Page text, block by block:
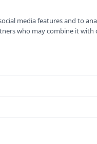
media features and to
who may combine it